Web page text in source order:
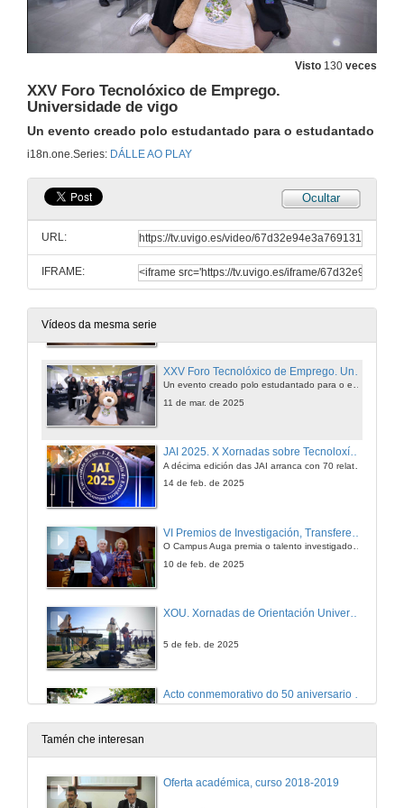
Visto 130 veces
XXV Foro Tecnolóxico de Emprego.
Universidade de vigo
Un evento creado polo estudantado para o estudantado
i18n.one.Series: DÁLLE AO PLAY
Ocultar
URL:
IFRAME:
Vídeos da mesma serie
EmpregoinCampus 2025
3 de abr. de 2025
Ponte... nas Ondas! 1995-2025. 30 aniversario
26 de mar. de 2025
Congreso de divulgación, transferencia e impacto social da ciencia (CoDi)
Un evento creado polo estudantado para o estudantado
11 de mar. de 2025
JAI 2025. X Xornadas sobre Tecnoloxías e Solucióne para a Automatización Industrial
14 de feb. de 2025
O Campus Auga premia o talento investigador en recursos hídricos, alimentarios e agroambientais. Foron distinguidos once traballos realizados por persoal docente e investigador e alumnado da UVigo
10 de feb. de 2025
XOU. Xornadas de Orientación Universitaria 2025
5 de feb. de 2025
31 de xan. de 2025
Tamén che interesan
Oferta académica, curso 2018-2019